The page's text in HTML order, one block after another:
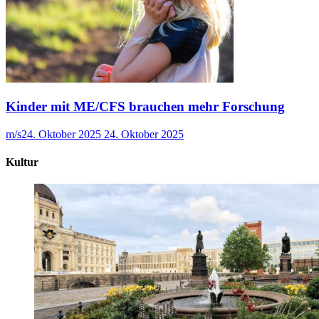
Kinder mit ME/CFS brauchen mehr Forschung
m/s24. Oktober 2025 24. Oktober 2025
Kultur